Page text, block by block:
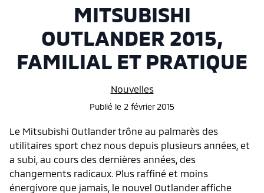
MITSUBISHI
OUTLANDER 2015,
FAMILIAL ET PRATIQUE
Nouvelles
Publié le 2 février 2015
Le Mitsubishi Outlander trône au palmarès des
utilitaires sport chez nous depuis plusieurs années, et
a subi, au cours des dernières années, des
changements radicaux. Plus raffiné et moins
énergivore que jamais, le nouvel Outlander affiche